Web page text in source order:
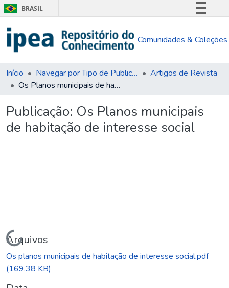
BRASIL
Comunica BR
Acesso à informação
Comunidades & Coleções
Início Navegar por Tipo de Publicação
Artigos de Revista
Os Planos municipais de habitação de interesse social
Publicação: Os Planos municipais
de habitação de interesse social
Carregando...
Arquivos
Os planos municipais de habitação de interesse social.pdf
(169.38 KB)